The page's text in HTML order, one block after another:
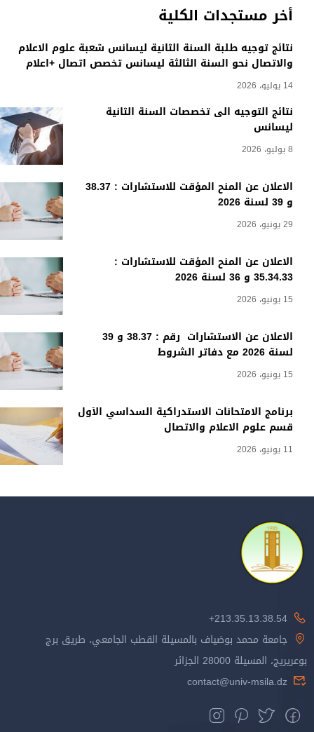
أخر مستجدات الكلية
نتائج توجيه طلبة السنة الثانية ليسانس شعبة علوم الاعلام
والاتصال نحو السنة الثالثة ليسانس تخصص اتصال +اعلام
14 يوليو، 2026
نتائج التوجيه الى تخصصات السنة الثانية
ليسانس
8 يوليو، 2026
الاعلان عن المنح المؤقت للاستشارات : 38.37
و 39 لسنة 2026
29 يونيو، 2026
الاعلان عن المنح المؤقت للاستشارات :
35.34.33 و 36 لسنة 2026
15 يونيو، 2026
الاعلان عن الاستشارات رقم : 38.37 و 39
لسنة 2026 مع دفاتر الشروط
15 يونيو، 2026
برنامج الامتحانات الاستدراكية السداسي الأول
قسم علوم الاعلام والاتصال
11 يونيو، 2026
213.35.13.38.54+
جامعة محمد بوضياف بالمسيلة القطب الجامعي، طريق برج
بوعريريج، المسيلة 28000 الجزائر
contact@univ-msila.dz